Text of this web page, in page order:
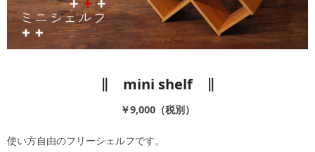
∥ mini shelf ∥
￥9,000（税別）
使い方自由のフリーシェルフです。